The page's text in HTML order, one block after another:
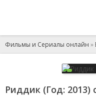
Фильмы и Сериалы онлайн »
Риддик (Год: 2013)